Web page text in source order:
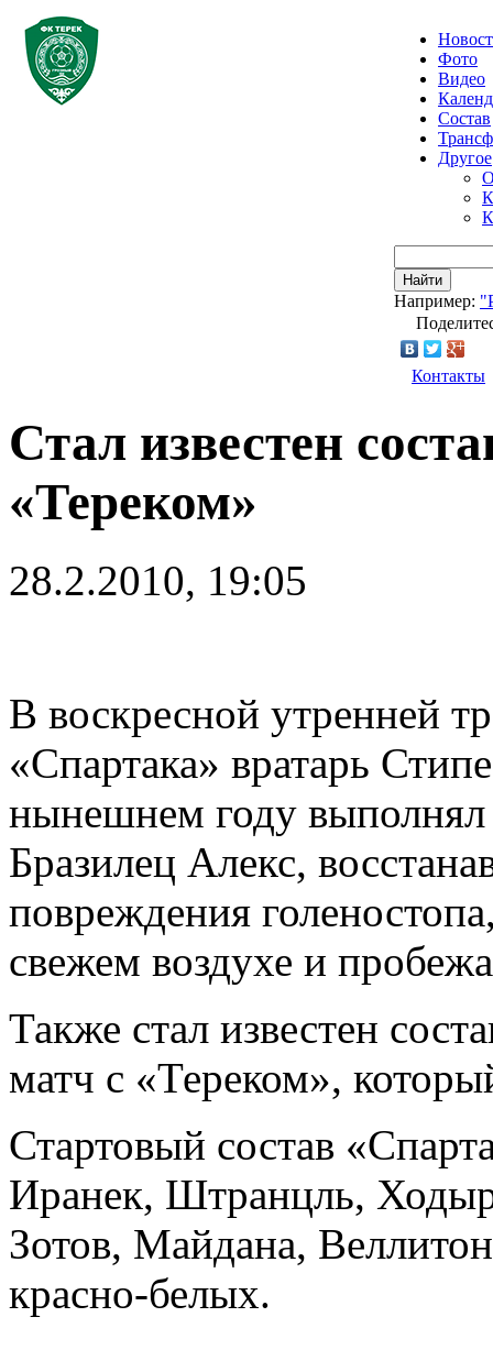
Фото
Видео
Состав
Другое
Найти
Например:
Контакты
Стал известен
«Тереком»
28.2.2010, 19:05
В воскресной утренней
«Спартака» вратарь
нынешнем году выполнял
Бразилец Алекс,
повреждения
свежем воздухе и
Также стал известен
матч с «Тереком»,
Стартовый состав
Иранек, Штранцль,
Зотов, Майдана,
красно-белых.